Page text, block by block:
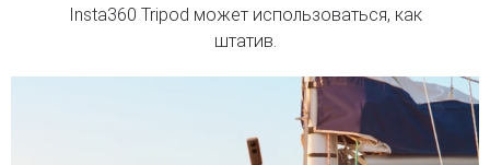
Insta360 Tripod может использоваться, как
штатив.